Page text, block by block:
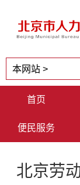
首页
便民服务
北京劳